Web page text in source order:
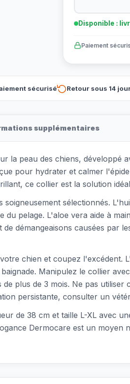
Disponible :
Paiement
sécurisé Retour sous 14
supplémentaires
la peau des chiens, développé
pour hydrater et calmer
ce collier est la solution
sélectionnés.
pelage. L'aloe vera aide à
démangeaisons causées par
chien et coupez l'excédent.
Manipulez le collier
plus de 3 mois. Ne pas utiliser
persistante, consulter un
de 38 cm et taille L-XL avec
Dermocare est un moyen